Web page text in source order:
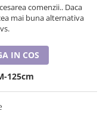
comenzii.. Daca
mai buna alternativa
IN COS
125cm